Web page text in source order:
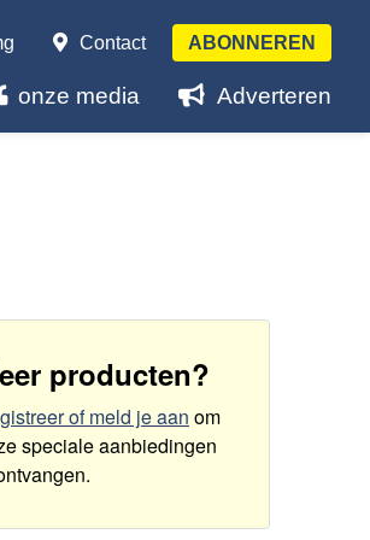
Contact ABONNEREN
onze media Adverteren
producten?
of meld je aan om
speciale aanbiedingen
.